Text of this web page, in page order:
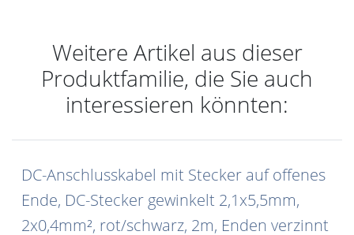
Weitere Artikel aus dieser
Produktfamilie, die Sie auch
interessieren könnten:
DC-Anschlusskabel mit Stecker auf offenes
Ende, DC-Stecker gewinkelt 2,1x5,5mm,
2x0,4mm², rot/schwarz, 2m, Enden verzinnt